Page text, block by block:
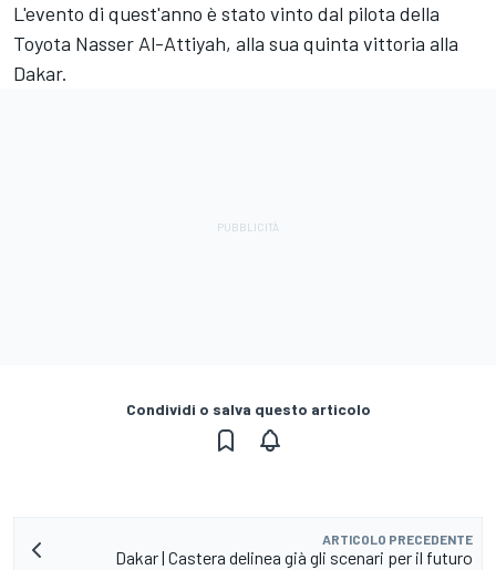
L'evento di quest'anno è stato vinto dal pilota della
Toyota Nasser Al-Attiyah, alla sua quinta vittoria alla
Dakar.
Condividi o salva questo articolo
ARTICOLO PRECEDENTE
Dakar | Castera delinea già gli scenari per il futuro